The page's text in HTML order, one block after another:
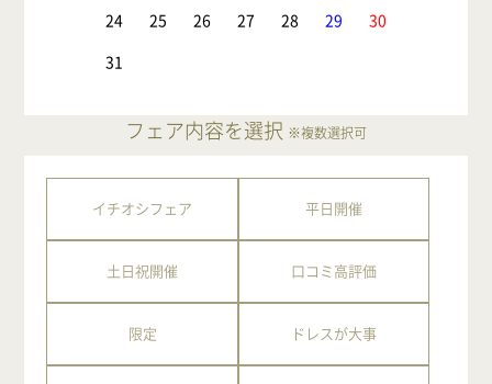
24
25 26 27 28 29
30
31
フェア内容を選択 ※複数選択可
イチオシフェア 平日開催
土日祝開催 口コミ高評価
限定 ドレスが大事